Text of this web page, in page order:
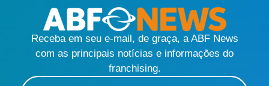
Receba em seu e-mail, de graça, a ABF News
com as principais notícias e informações do
franchising.